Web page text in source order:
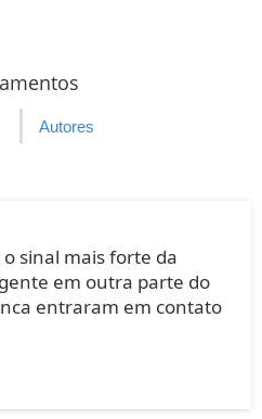
Autores
o sinal mais forte da
em outra parte do
entraram em contato